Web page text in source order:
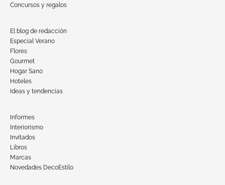
Concursos y regalos
El blog de redacción
Especial Verano
Flores
Gourmet
Hogar Sano
Hoteles
Ideas y tendencias
Informes
Interiorismo
Invitados
Libros
Marcas
Novedades DecoEstilo